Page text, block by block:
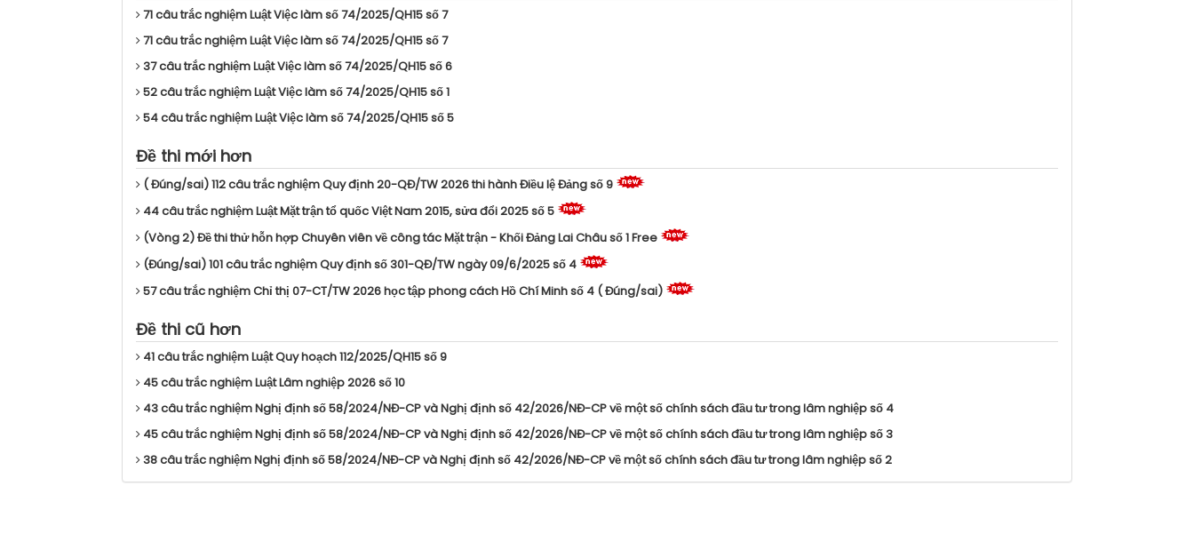
71 câu trắc nghiệm Luật Việc làm số 74/2025/QH15 số 7
71 câu trắc nghiệm Luật Việc làm số 74/2025/QH15 số 7
37 câu trắc nghiệm Luật Việc làm số 74/2025/QH15 số 6
52 câu trắc nghiệm Luật Việc làm số 74/2025/QH15 số 1
54 câu trắc nghiệm Luật Việc làm số 74/2025/QH15 số 5
Đề thi mới hơn
( Đúng/sai) 112 câu trắc nghiệm Quy định 20-QĐ/TW 2026 thi hành Điều lệ Đảng số 9
44 câu trắc nghiệm Luật Mặt trận tổ quốc Việt Nam 2015, sửa đổi 2025 số 5
(Vòng 2) Đề thi thử hỗn hợp Chuyên viên về công tác Mặt trận - Khối Đảng Lai Châu số 1 Free
(Đúng/sai) 101 câu trắc nghiệm Quy định số 301-QĐ/TW ngày 09/6/2025 số 4
57 câu trắc nghiệm Chỉ thị 07-CT/TW 2026 học tập phong cách Hồ Chí Minh số 4 ( Đúng/sai)
Đề thi cũ hơn
41 câu trắc nghiệm Luật Quy hoạch 112/2025/QH15 số 9
45 câu trắc nghiệm Luật Lâm nghiệp 2026 số 10
43 câu trắc nghiệm Nghị định số 58/2024/NĐ-CP và Nghị định số 42/2026/NĐ-CP về một số chính sách đầu tư trong lâm nghiệp số 4
45 câu trắc nghiệm Nghị định số 58/2024/NĐ-CP và Nghị định số 42/2026/NĐ-CP về một số chính sách đầu tư trong lâm nghiệp số 3
38 câu trắc nghiệm Nghị định số 58/2024/NĐ-CP và Nghị định số 42/2026/NĐ-CP về một số chính sách đầu tư trong lâm nghiệp số 2